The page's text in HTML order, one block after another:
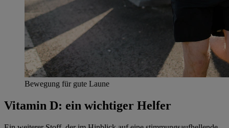
Bewegung für gute Laune
Vitamin D: ein wichtiger Helfer